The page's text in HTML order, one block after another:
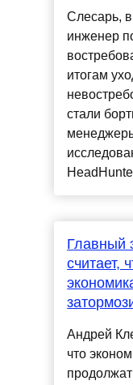
Слесарь,
инженер
итогам
стали
Главный
считает,
Андрей
что